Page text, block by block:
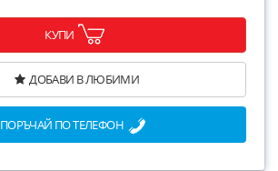
КУПИ
ДОБАВИ В ЛЮБИМИ
ПОРЪЧАЙ ПО ТЕЛЕФОН